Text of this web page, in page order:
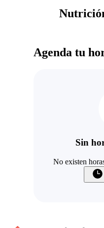
Agenda tu
Sin
No existen